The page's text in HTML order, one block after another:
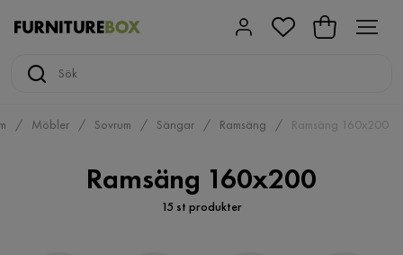
Möbler Sovrum Sängar Ramsäng Ramsäng 160x200
Ramsäng 160x200
15 st produkter